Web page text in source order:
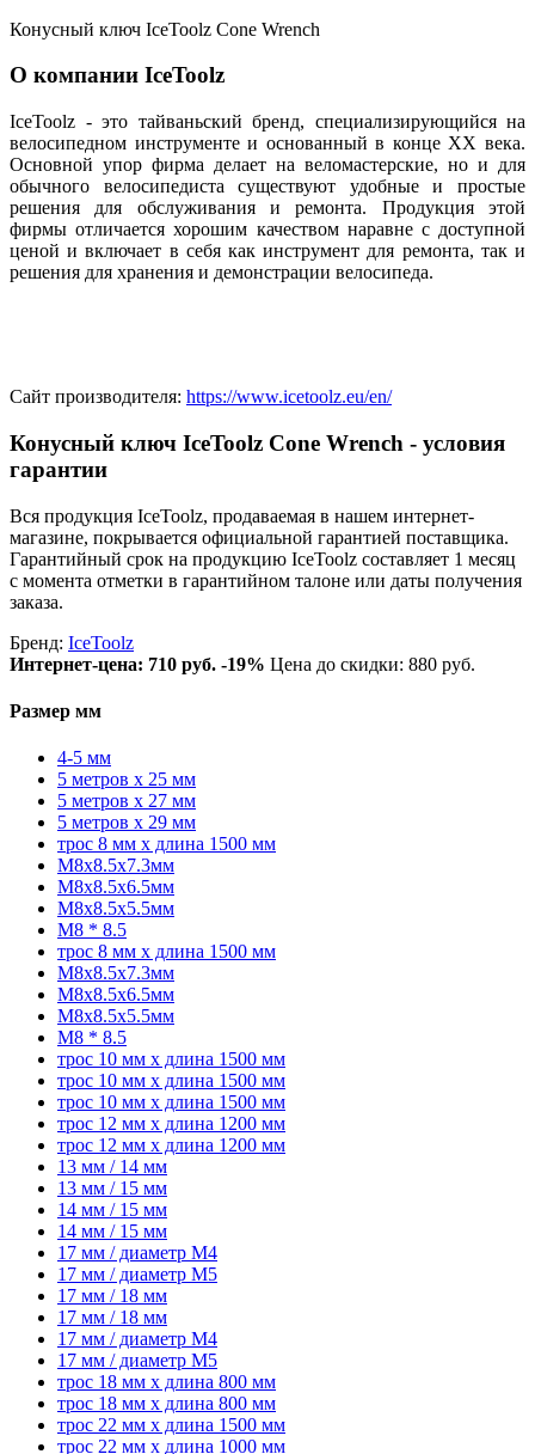
Конусный ключ IceToolz Cone Wrench
О компании IceToolz
IceToolz - это тайваньский бренд, специализирующийся на
велосипедном инструменте и основанный в конце XX века.
Основной упор фирма делает на веломастерские, но и для
обычного велосипедиста существуют удобные и простые
решения для обслуживания и ремонта. Продукция этой
фирмы отличается хорошим качеством наравне с доступной
ценой и включает в себя как инструмент для ремонта, так и
решения для хранения и демонстрации велосипеда.
Сайт производителя: https://www.icetoolz.eu/en/
Конусный ключ IceToolz Cone Wrench - условия
гарантии
Вся продукция IceToolz, продаваемая в нашем интернет-
магазине, покрывается официальной гарантией поставщика.
Гарантийный срок на продукцию IceToolz составляет 1 месяц
с момента отметки в гарантийном талоне или даты получения
заказа.
Бренд: IceToolz
Интернет-цена: 710 руб. -19% Цена до скидки: 880 руб.
Размер мм
4-5 мм
5 метров x 25 мм
5 метров x 27 мм
5 метров x 29 мм
трос 8 мм x длина 1500 мм
M8x8.5x7.3мм
M8x8.5x6.5мм
M8x8.5x5.5мм
M8 * 8.5
трос 8 мм x длина 1500 мм
M8x8.5x7.3мм
M8x8.5x6.5мм
M8x8.5x5.5мм
M8 * 8.5
трос 10 мм x длина 1500 мм
трос 10 мм x длина 1500 мм
трос 10 мм x длина 1500 мм
трос 12 мм x длина 1200 мм
трос 12 мм x длина 1200 мм
13 мм / 14 мм
13 мм / 15 мм
14 мм / 15 мм
14 мм / 15 мм
17 мм / диаметр M4
17 мм / диаметр M5
17 мм / 18 мм
17 мм / 18 мм
17 мм / диаметр M4
17 мм / диаметр M5
трос 18 мм x длина 800 мм
трос 18 мм x длина 800 мм
трос 22 мм x длина 1500 мм
трос 22 мм x длина 1000 мм